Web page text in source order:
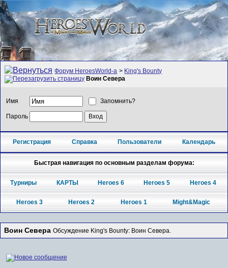
Форум HeroesWorld-а > King's Bounty
Воин Севера
Имя Запомнить?
Пароль
Регистрация Справка Пользователи Календарь
Быстрая навигация по основным разделам форума:
Турниры КАРТЫ Heroes 6 Heroes 5 Heroes 4
Heroes 3 Heroes 2 Heroes 1 Might&Magic
Воин Севера Обсуждение King's Bounty: Воин Севера.